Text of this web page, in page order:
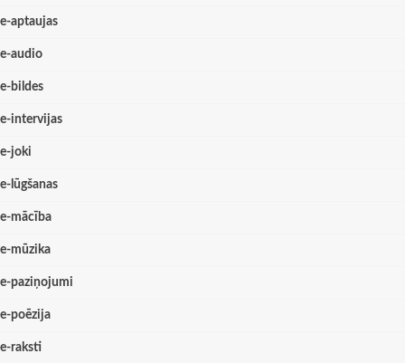
e-aptaujas
e-audio
e-bildes
e-intervijas
e-joki
e-lūgšanas
e-mācība
e-mūzika
e-paziņojumi
e-poēzija
e-raksti